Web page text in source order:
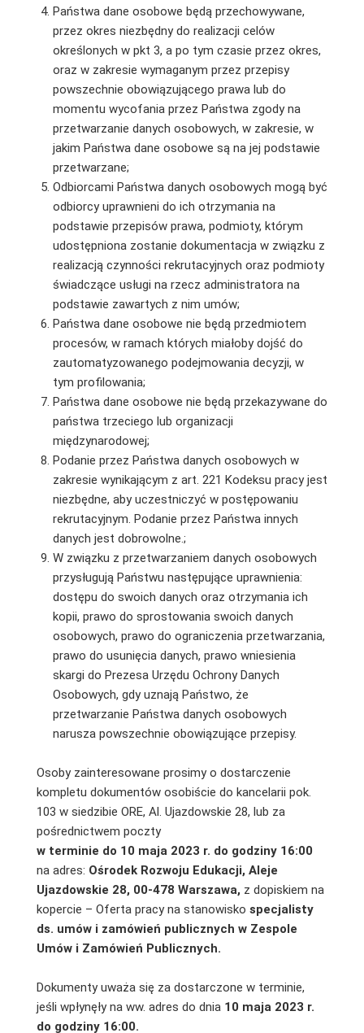
Państwa dane osobowe będą przechowywane,
przez okres niezbędny do realizacji celów
określonych w pkt 3, a po tym czasie przez okres,
oraz w zakresie wymaganym przez przepisy
powszechnie obowiązującego prawa lub do
momentu wycofania przez Państwa zgody na
przetwarzanie danych osobowych, w zakresie, w
jakim Państwa dane osobowe są na jej podstawie
przetwarzane;
Odbiorcami Państwa danych osobowych mogą być
odbiorcy uprawnieni do ich otrzymania na
podstawie przepisów prawa, podmioty, którym
udostępniona zostanie dokumentacja w związku z
realizacją czynności rekrutacyjnych oraz podmioty
świadczące usługi na rzecz administratora na
podstawie zawartych z nim umów;
Państwa dane osobowe nie będą przedmiotem
procesów, w ramach których miałoby dojść do
zautomatyzowanego podejmowania decyzji, w
tym profilowania;
Państwa dane osobowe nie będą przekazywane do
państwa trzeciego lub organizacji
międzynarodowej;
Podanie przez Państwa danych osobowych w
zakresie wynikającym z art. 221 Kodeksu pracy jest
niezbędne, aby uczestniczyć w postępowaniu
rekrutacyjnym. Podanie przez Państwa innych
danych jest dobrowolne.;
W związku z przetwarzaniem danych osobowych
przysługują Państwu następujące uprawnienia:
dostępu do swoich danych oraz otrzymania ich
kopii, prawo do sprostowania swoich danych
osobowych, prawo do ograniczenia przetwarzania,
prawo do usunięcia danych, prawo wniesienia
skargi do Prezesa Urzędu Ochrony Danych
Osobowych, gdy uznają Państwo, że
przetwarzanie Państwa danych osobowych
narusza powszechnie obowiązujące przepisy.
Osoby zainteresowane prosimy o dostarczenie
kompletu dokumentów osobiście do kancelarii pok.
103 w siedzibie ORE, Al. Ujazdowskie 28, lub za
pośrednictwem poczty
w terminie do 10 maja 2023 r. do godziny 16:00
na adres: Ośrodek Rozwoju Edukacji, Aleje
Ujazdowskie 28, 00-478 Warszawa, z dopiskiem na
kopercie – Oferta pracy na stanowisko specjalisty
ds. umów i zamówień publicznych w Zespole
Umów i Zamówień Publicznych.
Dokumenty uważa się za dostarczone w terminie,
jeśli wpłynęły na ww. adres do dnia 10 maja 2023 r.
do godziny 16:00.